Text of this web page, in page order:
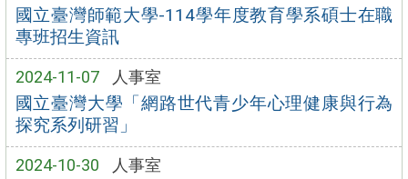
國立臺灣師範大學-114學年度教育學系碩士在職
專班招生資訊
2024-11-07 人事室
國立臺灣大學「網路世代青少年心理健康與行為
探究系列研習」
2024-10-30 人事室